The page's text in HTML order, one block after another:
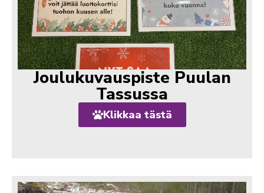
Joulukuvauspiste Puulan
Tassussa
Klikkaa tästä